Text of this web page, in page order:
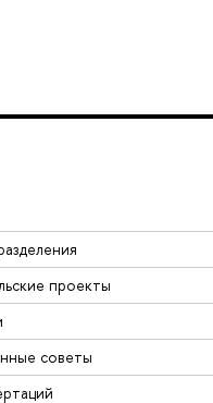
проекты
советы